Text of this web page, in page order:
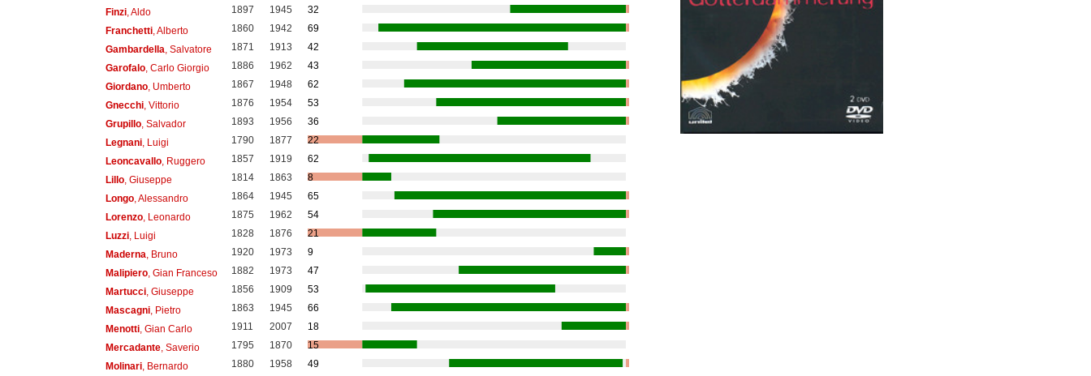
Finzi, Aldo 1897 1945
32
Franchetti, Alberto 1860 1942
69
Gambardella , Salvatore 1871 1913
42
Garofalo, Carlo Giorgio 1886 1962
43
Giordano, Umberto 1867 1948
62
Gnecchi, Vittorio 1876 1954
53
Grupillo, Salvador 1893 1956
36
Legnani, Luigi 1790 1877
22
Leoncavallo, Ruggero 1857 1919
62
Lillo, Giuseppe 1814 1863
8
Longo, Alessandro 1864 1945
65
Lorenzo, Leonardo 1875 1962
54
Luzzi, Luigi 1828 1876
21
Maderna , Bruno 1920 1973
9
Malipiero, Gian Franceso 1882 1973
47
Martucci, Giuseppe 1856 1909
53
Mascagni, Pietro 1863 1945
66
Menotti, Gian Carlo 1911 2007
18
Mercadante, Saverio 1795 1870
15
Molinari, Bernardo 1880 1958
49